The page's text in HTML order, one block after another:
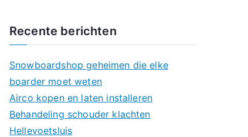
Recente berichten
Snowboardshop geheimen die elke
boarder moet weten
Airco kopen en laten installeren
Behandeling schouder klachten
Hellevoetsluis